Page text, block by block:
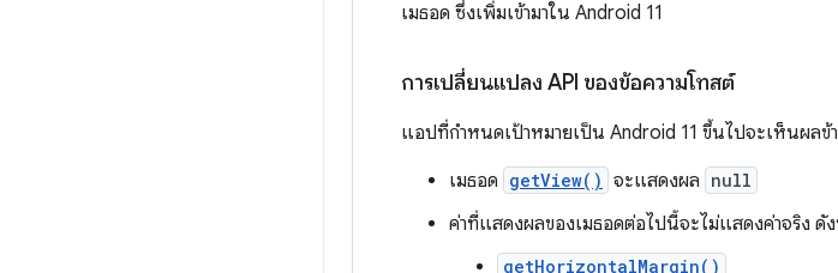
เมธอด ซึ่งเพิ่มเข้ามาใน Android 11
การเปลี่ยนแปลง API ของข้อความโทสต์
แอปที่กำหนดเป้าหมายเป็น Android 11 ขึ้นไปจะเห็นผล
เมธอด getView() จะแสดงผล null
ค่าที่แสดงผลของเมธอดต่อไปนี้จะไม่แสดงค่าจริง
getHorizontalMargin()